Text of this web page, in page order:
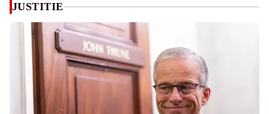
JUSTITIE